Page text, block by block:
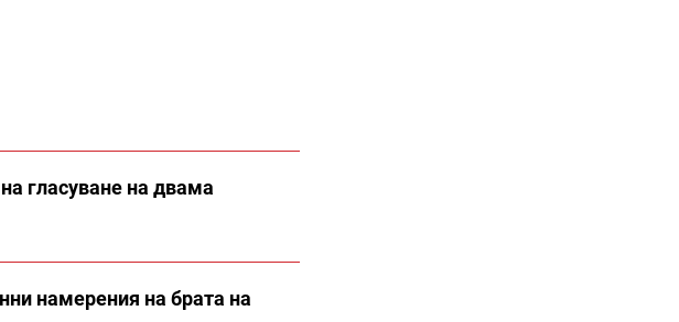
гласуване на двама
намерения на брата на